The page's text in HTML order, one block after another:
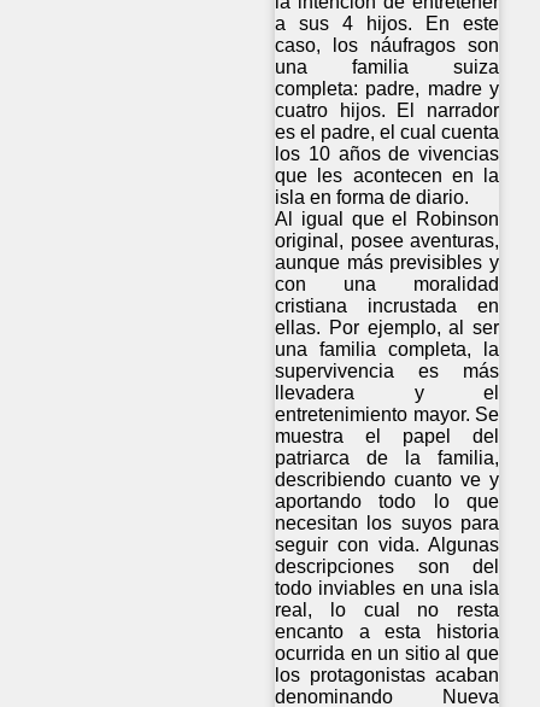
a sus 4 hijos. En este
caso, los náufragos son
una familia suiza
completa: padre, madre y
cuatro hijos. El narrador
es el padre, el cual cuenta
los 10 años de vivencias
que les acontecen en la
isla en forma de diario.
Al igual que el Robinson
original, posee aventuras,
aunque más previsibles y
con una moralidad
cristiana incrustada en
ellas. Por ejemplo, al ser
una familia completa, la
supervivencia es más
llevadera y el
entretenimiento mayor. Se
muestra el papel del
patriarca de la familia,
describiendo cuanto ve y
aportando todo lo que
necesitan los suyos para
seguir con vida. Algunas
descripciones son del
todo inviables en una isla
real, lo cual no resta
encanto a esta historia
ocurrida en un sitio al que
los protagonistas acaban
denominando Nueva